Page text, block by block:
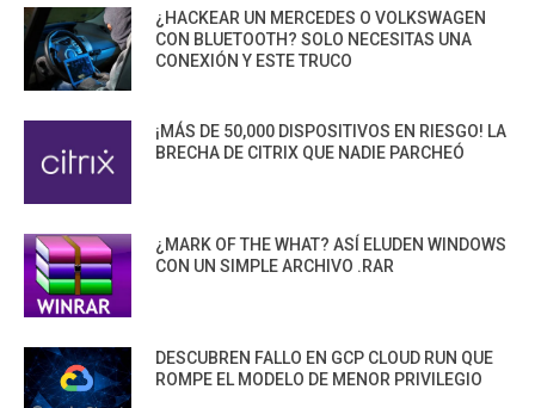
¿HACKEAR UN MERCEDES O VOLKSWAGEN
CON BLUETOOTH? SOLO NECESITAS UNA
CONEXIÓN Y ESTE TRUCO
¡MÁS DE 50,000 DISPOSITIVOS EN RIESGO! LA
BRECHA DE CITRIX QUE NADIE PARCHEÓ
¿MARK OF THE WHAT? ASÍ ELUDEN WINDOWS
CON UN SIMPLE ARCHIVO .RAR
DESCUBREN FALLO EN GCP CLOUD RUN QUE
ROMPE EL MODELO DE MENOR PRIVILEGIO